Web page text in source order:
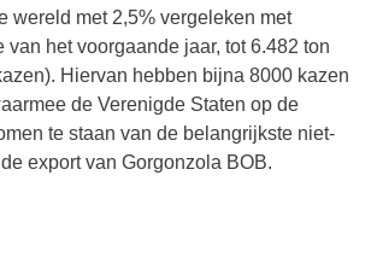
wereld met 2,5% vergeleken met
van het voorgaande jaar, tot 6.482 ton
Hiervan hebben bijna 8000 kazen
de Verenigde Staten op de
te staan ​​van de belangrijkste niet-
export van Gorgonzola BOB.